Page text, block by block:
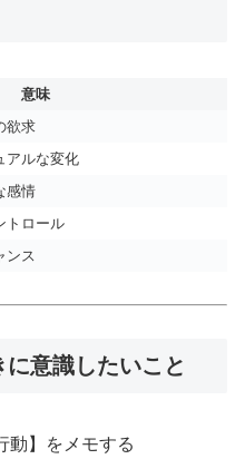
意味
欲求
アルな変化
感情
トロール
ンス
意識したいこと
動】をメモする